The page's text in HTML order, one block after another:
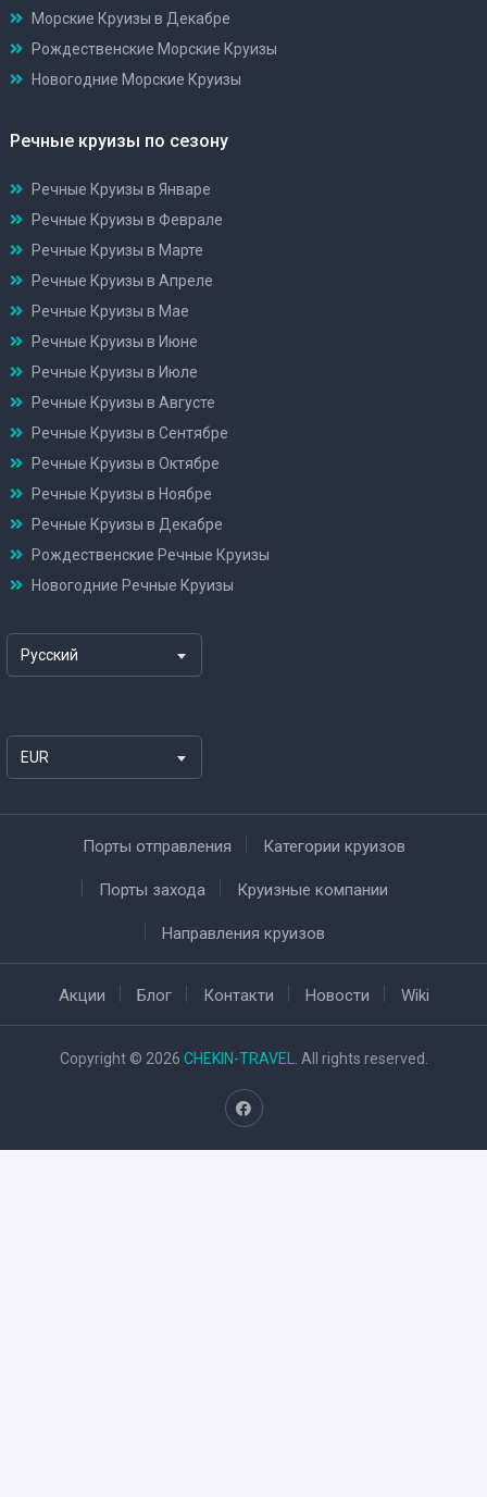
Морские Круизы в Декабре
Рождественские Морские Круизы
Новогодние Морские Круизы
Речные круизы по сезону
Речные Круизы в Январе
Речные Круизы в Феврале
Речные Круизы в Марте
Речные Круизы в Апреле
Речные Круизы в Мае
Речные Круизы в Июне
Речные Круизы в Июле
Речные Круизы в Августе
Речные Круизы в Сентябре
Речные Круизы в Октябре
Речные Круизы в Ноябре
Речные Круизы в Декабре
Рождественские Речные Круизы
Новогодние Речные Круизы
Русский
EUR
Порты отправления Категории круизов
Порты захода Круизные компании
Направления круизов
Акции Блог Контакти Новости Wiki
Copyright © 2026 CHEKIN-TRAVEL . All rights reserved.